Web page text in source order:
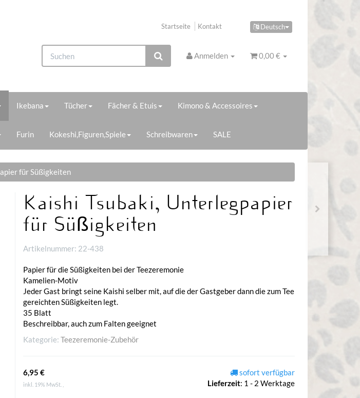
Deutsch
Startseite Kontakt
Anmelden 0,00 €
Ikebana Tücher Fächer & Etuis Kimono & Accessoires
Furin Kokeshi,Figuren,Spiele Schreibwaren SALE
für Süßigkeiten
Kaishi Tsubaki, Unterlegpapier
für Süßigkeiten
Artikelnummer: 22-438
Papier für die Süßigkeiten bei der Teezeremonie
Kamelien-Motiv
Jeder Gast bringt seine Kaishi selber mit, auf die der Gastgeber dann die zum Tee
gereichten Süßigkeiten legt.
35 Blatt
Beschreibbar, auch zum Falten geeignet
Kategorie: Teezeremonie-Zubehör
6,95 €
inkl. 19% MwSt. ,
sofort verfügbar
Lieferzeit: 1 - 2 Werktage